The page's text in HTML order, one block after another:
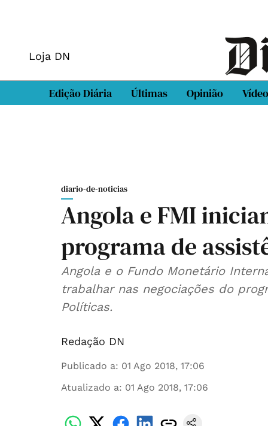
Loja DN
Edição Diária Últimas Opinião
diario-de-noticias
Angola e FMI
programa de
Angola e o Fundo Monetário
trabalhar nas negociações do
Políticas.
Redação DN
Publicado a: 01 Ago 2018, 17:06
Atualizado a: 01 Ago 2018, 17:06